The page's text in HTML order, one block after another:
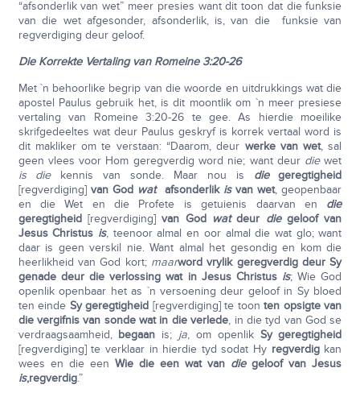
“afsonderlik van wet” meer presies want dit toon dat die funksie
van die wet afgesonder, afsonderlik, is, van die funksie van
regverdiging deur geloof.
Die Korrekte Vertaling van Romeine 3:20-26
Met `n behoorlike begrip van die woorde en uitdrukkings wat die
apostel Paulus gebruik het, is dit moontlik om `n meer presiese
vertaling van Romeine 3:20-26 te gee. As hierdie moeilike
skrifgedeeltes wat deur Paulus geskryf is korrek vertaal word is
dit makliker om te verstaan: “Daarom, deur werke van wet, sal
geen vlees voor Hom geregverdig word nie; want deur diewet
is diekennis van sonde. Maar nou is diegeregtigheid
[regverdiging] van God wat afsonderlik isvan wet, geopenbaar
en die Wet en die Profete is getuienis daarvan en die
geregtigheid [regverdiging]van God watdeur diegeloof van
Jesus Christus is, teenoor almal en oor almal die wat glo; want
daar is geen verskil nie. Want almal het gesondig en kom die
heerlikheid van God kort; maarword vrylik geregverdig deur Sy
genade deur die verlossing wat in Jesus Christus is; Wie God
openlik openbaar het as `n versoening deur geloof in Sy bloed
ten einde Sy geregtigheid [regverdiging] te toonten opsigte van
die vergifnis van sonde wat in die verlede, in die tyd van God se
verdraagsaamheid, begaan is; ja, om openlik Sy geregtigheid
[regverdiging] te verklaar in hierdie tyd sodat Hy regverdigkan
wees en die een Wie die een wat van diegeloof van Jesus
is,regverdig.”